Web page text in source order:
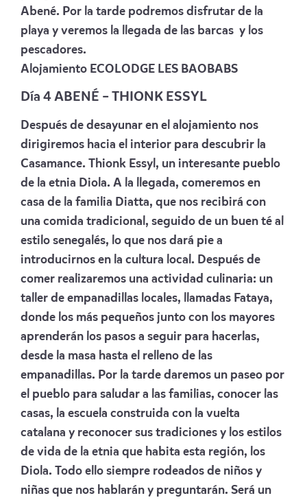
Abené. Por la tarde podremos disfrutar de la
playa y veremos la llegada de las barcas y los
pescadores.
Alojamiento ECOLODGE LES BAOBABS
Día 4 ABENÉ – THIONK ESSYL
Después de desayunar en el alojamiento nos
dirigiremos hacia el interior para descubrir la
Casamance. Thionk Essyl, un interesante pueblo
de la etnia Diola. A la llegada, comeremos en
casa de la familia Diatta, que nos recibirá con
una comida tradicional, seguido de un buen té al
estilo senegalés, lo que nos dará pie a
introducirnos en la cultura local. Después de
comer realizaremos una actividad culinaria: un
taller de empanadillas locales, llamadas Fataya,
donde los más pequeños junto con los mayores
aprenderán los pasos a seguir para hacerlas,
desde la masa hasta el relleno de las
empanadillas. Por la tarde daremos un paseo por
el pueblo para saludar a las familias, conocer las
casas, la escuela construida con la vuelta
catalana y reconocer sus tradiciones y los estilos
de vida de la etnia que habita esta región, los
Diola. Todo ello siempre rodeados de niños y
niñas que nos hablarán y preguntarán. Será un